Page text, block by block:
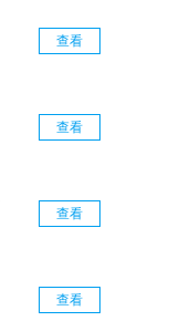
查看
查看
查看
查看